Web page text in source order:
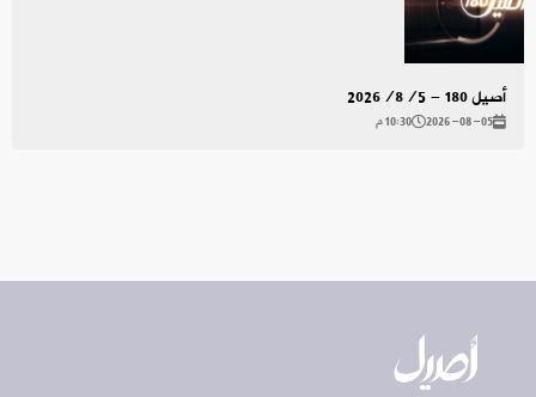
أصيل 180 - 2026/8/5
2026-08-05 10:30 م